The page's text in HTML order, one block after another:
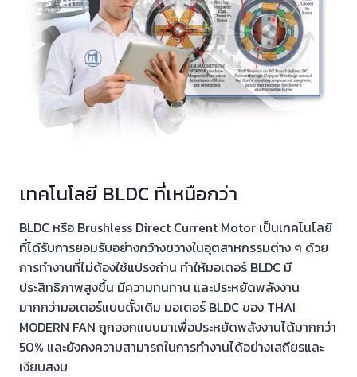
เทคโนโลยี BLDC ที่เหนือกว่า
BLDC หรือ Brushless Direct Current Motor เป็นเทคโนโลยี
ที่ได้รับการยอมรับอย่างกว้างขวางในอุตสาหกรรมต่าง ๆ ด้วย
การทำงานที่ไม่ต้องใช้แปรงถ่าน ทำให้มอเตอร์ BLDC มี
ประสิทธิภาพสูงขึ้น มีความทนทาน และประหยัดพลังงาน
มากกว่ามอเตอร์แบบดั้งเดิม มอเตอร์ BLDC ของ THAI
MODERN FAN ถูกออกแบบมาเพื่อประหยัดพลังงานได้มากกว่า
50% และยังคงความสามารถในการทำงานได้อย่างเสถียรและ
เงียบสงบ